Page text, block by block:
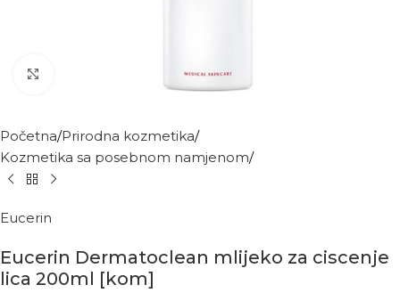
Kliknite za povećanje
Početna Prirodna kozmetika
Kozmetika sa posebnom namjenom
Eucerin
Eucerin Dermatoclean mlijeko za ciscenje
lica 200ml [kom]